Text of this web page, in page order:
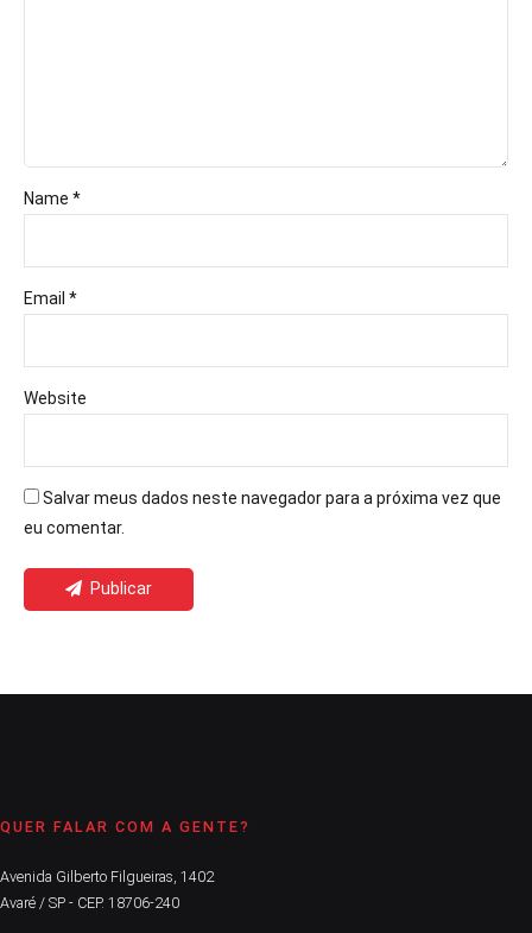
Name *
Email *
Website
Salvar meus dados neste navegador para a próxima vez que
eu comentar.
Publicar
QUER FALAR COM A GENTE?
Avenida Gilberto Filgueiras, 1402
Avaré / SP - CEP. 18706-240